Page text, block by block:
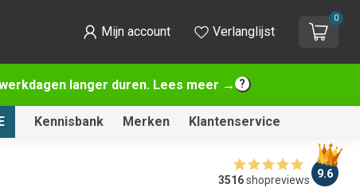
langer duren. Lees meer →
Mijn account Verlanglijst
0
Kennisbank Merken Klantenservice
3516shopreviews 9.6